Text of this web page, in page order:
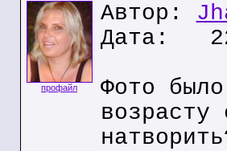
профайл
Автор:
Дата:
Фото